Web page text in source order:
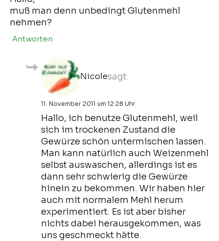
muß man denn unbedingt Glutenmehl
nehmen?
Antworten
Nicolesagt:
11. November 2011 um 12:28 Uhr
Hallo, ich benutze Glutenmehl, weil
sich im trockenen Zustand die
Gewürze schön untermischen lassen.
Man kann natürlich auch Weizenmehl
selbst auswaschen, allerdings ist es
dann sehr schwierig die Gewürze
hinein zu bekommen. Wir haben hier
auch mit normalem Mehl herum
experimentiert. Es ist aber bisher
nichts dabei herausgekommen, was
uns geschmeckt hätte.